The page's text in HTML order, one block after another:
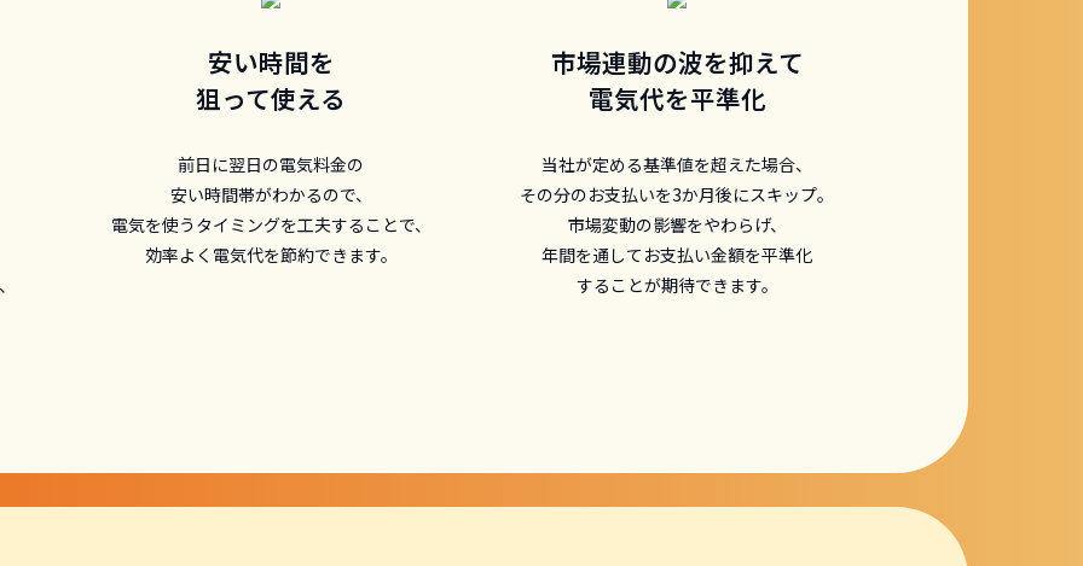
安い時間を
狙って使える
前日に翌日の電気料金の
安い時間帯がわかるので、
電気を使うタイミングを工夫することで、
効率よく電気代を節約できます。
市場連動の波を抑えて
電気代を平準化
当社が定める基準値を超えた場合、
その分のお支払いを3か月後にスキップ。
市場変動の影響をやわらげ、
年間を通してお支払い金額を平準化
することが期待できます。